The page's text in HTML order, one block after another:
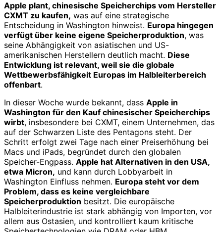
Apple plant, chinesische Speicherchips vom Hersteller
CXMT zu kaufen, was auf eine strategische
Entscheidung in Washington hinweist. Europa hingegen
verfügt über keine eigene Speicherproduktion, was
seine Abhängigkeit von asiatischen und US-
amerikanischen Herstellern deutlich macht. Diese
Entwicklung ist relevant, weil sie die globale
Wettbewerbsfähigkeit Europas im Halbleiterbereich
offenbart.
In dieser Woche wurde bekannt, dass Apple in
Washington für den Kauf chinesischer Speicherchips
wirbt, insbesondere bei CXMT, einem Unternehmen, das
auf der Schwarzen Liste des Pentagons steht. Der
Schritt erfolgt zwei Tage nach einer Preiserhöhung bei
Macs und iPads, begründet durch den globalen
Speicher-Engpass. Apple hat Alternativen in den USA,
etwa Micron, und kann durch Lobbyarbeit in
Washington Einfluss nehmen. Europa steht vor dem
Problem, dass es keine vergleichbare
Speicherproduktion besitzt. Die europäische
Halbleiterindustrie ist stark abhängig von Importen, vor
allem aus Ostasien, und kontrolliert kaum kritische